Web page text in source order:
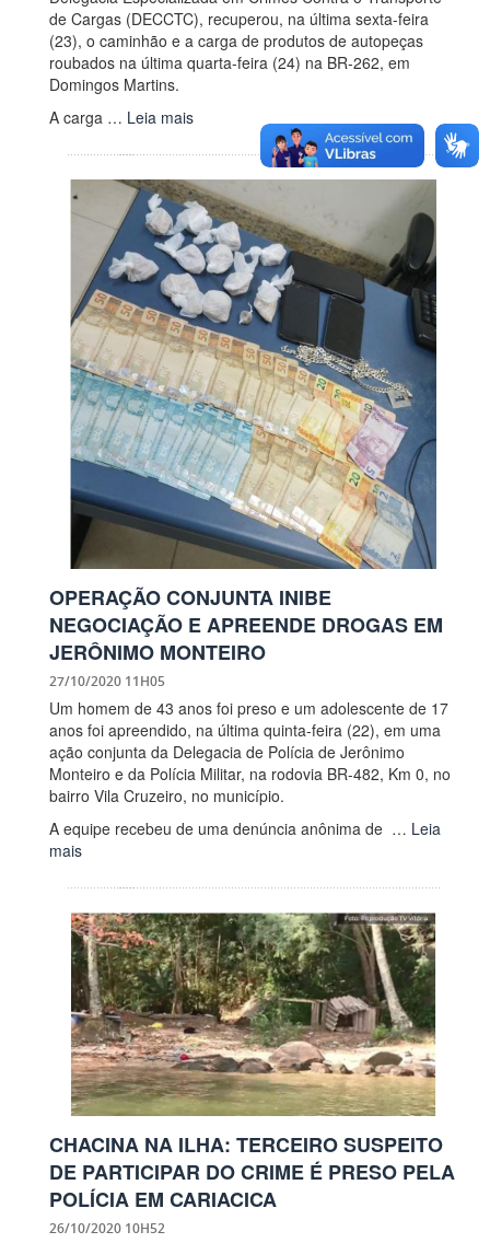
de Cargas (DECCTC), recuperou, na última sexta-feira
(23), o caminhão e a carga de produtos de autopeças
roubados na última quarta-feira (24) na BR-262, em
Domingos Martins.
A carga … Leia mais
OPERAÇÃO CONJUNTA INIBE
NEGOCIAÇÃO E APREENDE DROGAS EM
JERÔNIMO MONTEIRO
27/10/2020 11H05
Um homem de 43 anos foi preso e um adolescente de 17
anos foi apreendido, na última quinta-feira (22), em uma
ação conjunta da Delegacia de Polícia de Jerônimo
Monteiro e da Polícia Militar, na rodovia BR-482, Km 0, no
bairro Vila Cruzeiro, no município.
A equipe recebeu de uma denúncia anônima de … Leia
mais
CHACINA NA ILHA: TERCEIRO SUSPEITO
DE PARTICIPAR DO CRIME É PRESO PELA
POLÍCIA EM CARIACICA
26/10/2020 10H52